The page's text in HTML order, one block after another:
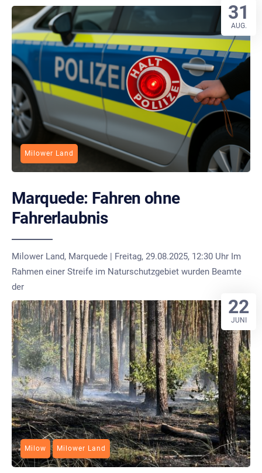
Milower Land
Marquede: Fahren ohne
Fahrerlaubnis
Milower Land, Marquede | Freitag, 29.08.2025, 12:30 Uhr Im
Rahmen einer Streife im Naturschutzgebiet wurden Beamte
der
31
AUG.
Milow Milower Land
22
JUNI